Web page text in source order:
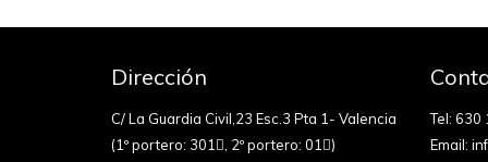
Dirección
C/ La Guardia Civil,23 Esc.3 Pta 1- Valencia
(1º portero: 301
, 2º portero: 01 )
Tel: 630
Email: